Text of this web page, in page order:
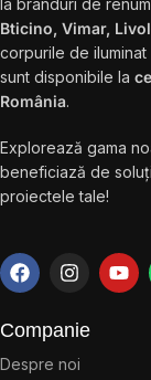
la branduri de
Bticino, Vimar,
corpurile de iluminat
sunt disponibile la
România.
Explorează gama
beneficiază de
proiectele tale!
Companie
Despre noi